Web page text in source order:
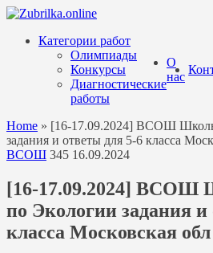
Перейти
содержанию
Категории работ
Олимпиады
Конкурсы
Диагностические
работы
О
нас
Home » [16-17.09.2024] ВСОШ
задания и ответы для 5-6 класса
ВСОШ 345 16.09.2024
[16-17.09.2024] ВСОШ
по Экологии задания
класса Московская обл